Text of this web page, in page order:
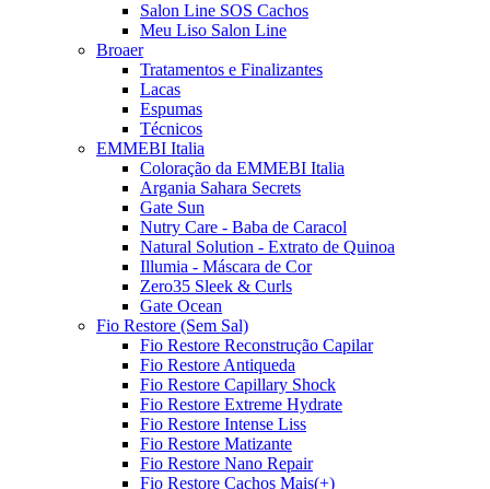
Salon Line SOS Cachos
Meu Liso Salon Line
Broaer
Tratamentos e Finalizantes
Lacas
Espumas
Técnicos
EMMEBI Italia
Coloração da EMMEBI Italia
Argania Sahara Secrets
Gate Sun
Nutry Care - Baba de Caracol
Natural Solution - Extrato de Quinoa
Illumia - Máscara de Cor
Zero35 Sleek & Curls
Gate Ocean
Fio Restore (Sem Sal)
Fio Restore Reconstrução Capilar
Fio Restore Antiqueda
Fio Restore Capillary Shock
Fio Restore Extreme Hydrate
Fio Restore Intense Liss
Fio Restore Matizante
Fio Restore Nano Repair
Fio Restore Cachos Mais(+)